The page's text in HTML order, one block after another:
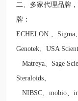
二、 多家代理品牌
牌：
ECHELON
Sigma
Genotek 、USA
Matreya
Sage
Steraloids
NIBSC 、mobio 、